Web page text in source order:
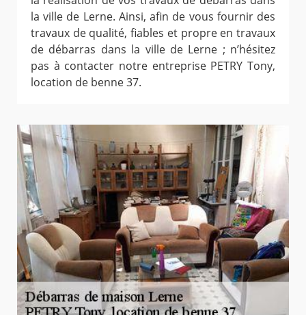
la ville de Lerne. Ainsi, afin de vous fournir des
travaux de qualité, fiables et propre en travaux
de débarras dans la ville de Lerne ; n’hésitez
pas à contacter notre entreprise PETRY Tony,
location de benne 37.